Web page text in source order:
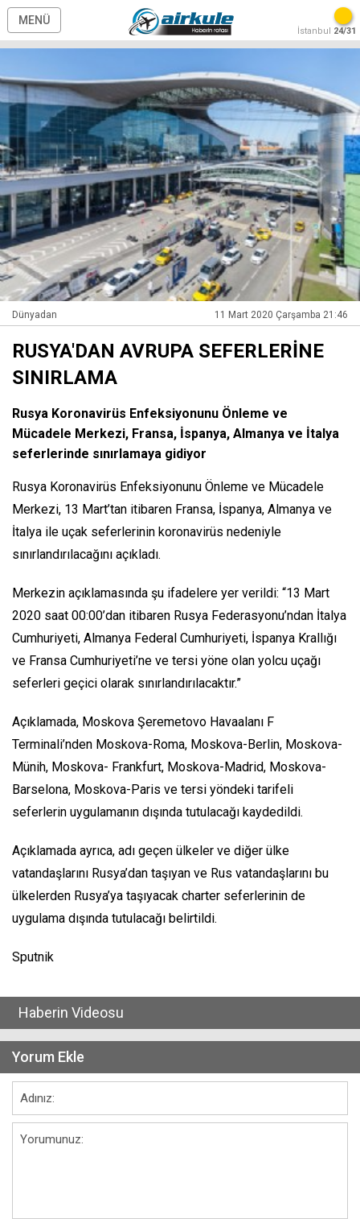
MENÜ
İstanbul 24/31
Dünyadan 11 Mart 2020 Çarşamba 21:46
RUSYA'DAN AVRUPA SEFERLERİNE
SINIRLAMA
Rusya Koronavirüs Enfeksiyonunu Önleme ve
Mücadele Merkezi, Fransa, İspanya, Almanya ve İtalya
seferlerinde sınırlamaya gidiyor
Rusya Koronavirüs Enfeksiyonunu Önleme ve Mücadele
Merkezi, 13 Mart’tan itibaren Fransa, İspanya, Almanya ve
İtalya ile uçak seferlerinin koronavirüs nedeniyle
sınırlandırılacağını açıkladı.
Merkezin açıklamasında şu ifadelere yer verildi: “13 Mart
2020 saat 00:00’dan itibaren Rusya Federasyonu’ndan İtalya
Cumhuriyeti, Almanya Federal Cumhuriyeti, İspanya Krallığı
ve Fransa Cumhuriyeti’ne ve tersi yöne olan yolcu uçağı
seferleri geçici olarak sınırlandırılacaktır.”
Açıklamada, Moskova Şeremetovo Havaalanı F
Terminali’nden Moskova-Roma, Moskova-Berlin, Moskova-
Münih, Moskova- Frankfurt, Moskova-Madrid, Moskova-
Barselona, Moskova-Paris ve tersi yöndeki tarifeli
seferlerin uygulamanın dışında tutulacağı kaydedildi.
Açıklamada ayrıca, adı geçen ülkeler ve diğer ülke
vatandaşlarını Rusya’dan taşıyan ve Rus vatandaşlarını bu
ülkelerden Rusya’ya taşıyacak charter seferlerinin de
uygulama dışında tutulacağı belirtildi.
Sputnik
Haberin Videosu
Yorum Ekle